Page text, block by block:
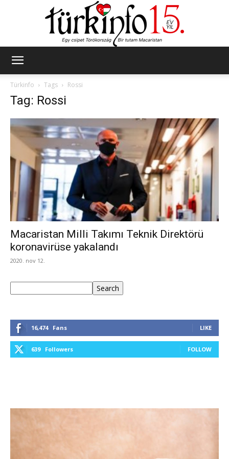
Türkinfo
Tags Rossi
Tag: Rossi
Macaristan Milli Takımı Teknik Direktörü
koronavirüse yakalandı
2020. nov 12.
Search
16,474 Fans LIKE
639 Followers FOLLOW